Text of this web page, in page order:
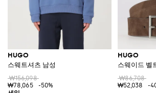
HUGO
스웨트셔츠 남성
₩156,098
₩78,065
-50%
HUGO
스웨이드 벨
₩86,708
₩52,038
-